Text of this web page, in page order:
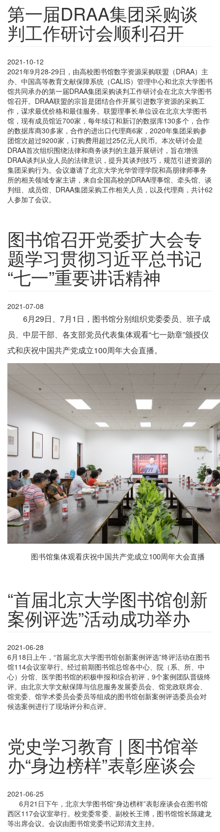
第一届DRAA集团采购谈
判工作研讨会顺利召开
2021-10-12
2021年9月28-29日，由高校图书馆数字资源采购联盟（DRAA）主
办、中国高等教育文献保障系统（CALIS）管理中心和北京大学图书
馆共同承办的第一届DRAA集团采购谈判工作研讨会在北京大学图书
馆召开。DRAA联盟的宗旨是团结合作开展引进数字资源的采购工
作，谋求最优价格和最佳服务。联盟理事长单位设在北京大学图书
馆，现有成员馆近700家，每年续订和新订的数据库130多个，合作
的数据库商30多家，合作的进出口代理商6家，2020年集团采购参
团馆次超过9200家，订购费用超过25亿元人民币。本次研讨会是
DRAA首次组织围绕法律和商务谈判的主题开展研讨，旨在增强
DRAA谈判从业人员的法律意识，提升其谈判技巧，规范引进资源的
集团采购行为。会议邀请了北京大学光华管理学院和高朋律师事务
所的相关领域专家主讲，来自全国高校的DRAA理事馆、牵头馆、谈
判组、成员馆、DRAA集团采购工作相关人员，以及代理商，共计62
人参加了会议。
图书馆召开党委扩大会专
题学习贯彻习近平总书记
“七一”重要讲话精神
2021-07-08
6月29日、7月1日，图书馆分别组织党委委员、班子成
员、中层干部、各支部党员代表集体观看“七一勋章”颁授仪
式和庆祝中国共产党成立100周年大会直播。
图书馆集体观看庆祝中国共产党成立100周年大会直播
“首届北京大学图书馆创新
案例评选”活动成功举办
2021-06-28
6月18日上午，“首届北京大学图书馆创新案例评选”终评活动在图书
馆114会议室举行。经过前期图书馆总馆各中心、院（系、所、中
心）分馆、医学图书馆的积极申报和综合初评，9个案例团队晋级终
评。由北京大学文献保障与信息服务发展委员会、馆党政联席会、
馆党委、馆学术委员会委员等组成的图书馆创新案例评选委员会对
候选案例进行了现场评分和点评。
党史学习教育 | 图书馆举
办“身边榜样”表彰座谈会
2021-06-25
6月21日下午，北京大学图书馆“身边榜样”表彰座谈会在图书馆
西区117会议室举行。校党委常委、副校长王博，图书馆馆长陈建龙
等出席会议。会议由图书馆党委书记郑清文主持。